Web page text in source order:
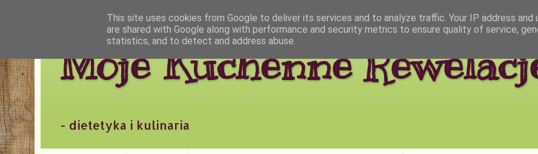
Moje Kuchenne
- dietetyka i kulinaria
This site uses cookies from Google to deliver its services and to analyze traffic. Your IP address and
are shared with Google along with performance and security metrics to ensure quality of service,
statistics, and to detect and address abuse.